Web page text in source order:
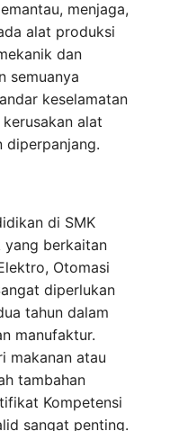
menjaga,
alat produksi
dan
semuanya
keselamatan
alat
diperpanjang.
di SMK
yang berkaitan
Otomasi
diperlukan
tahun dalam
manufaktur.
makanan atau
tambahan
Kompetensi
sangat penting.